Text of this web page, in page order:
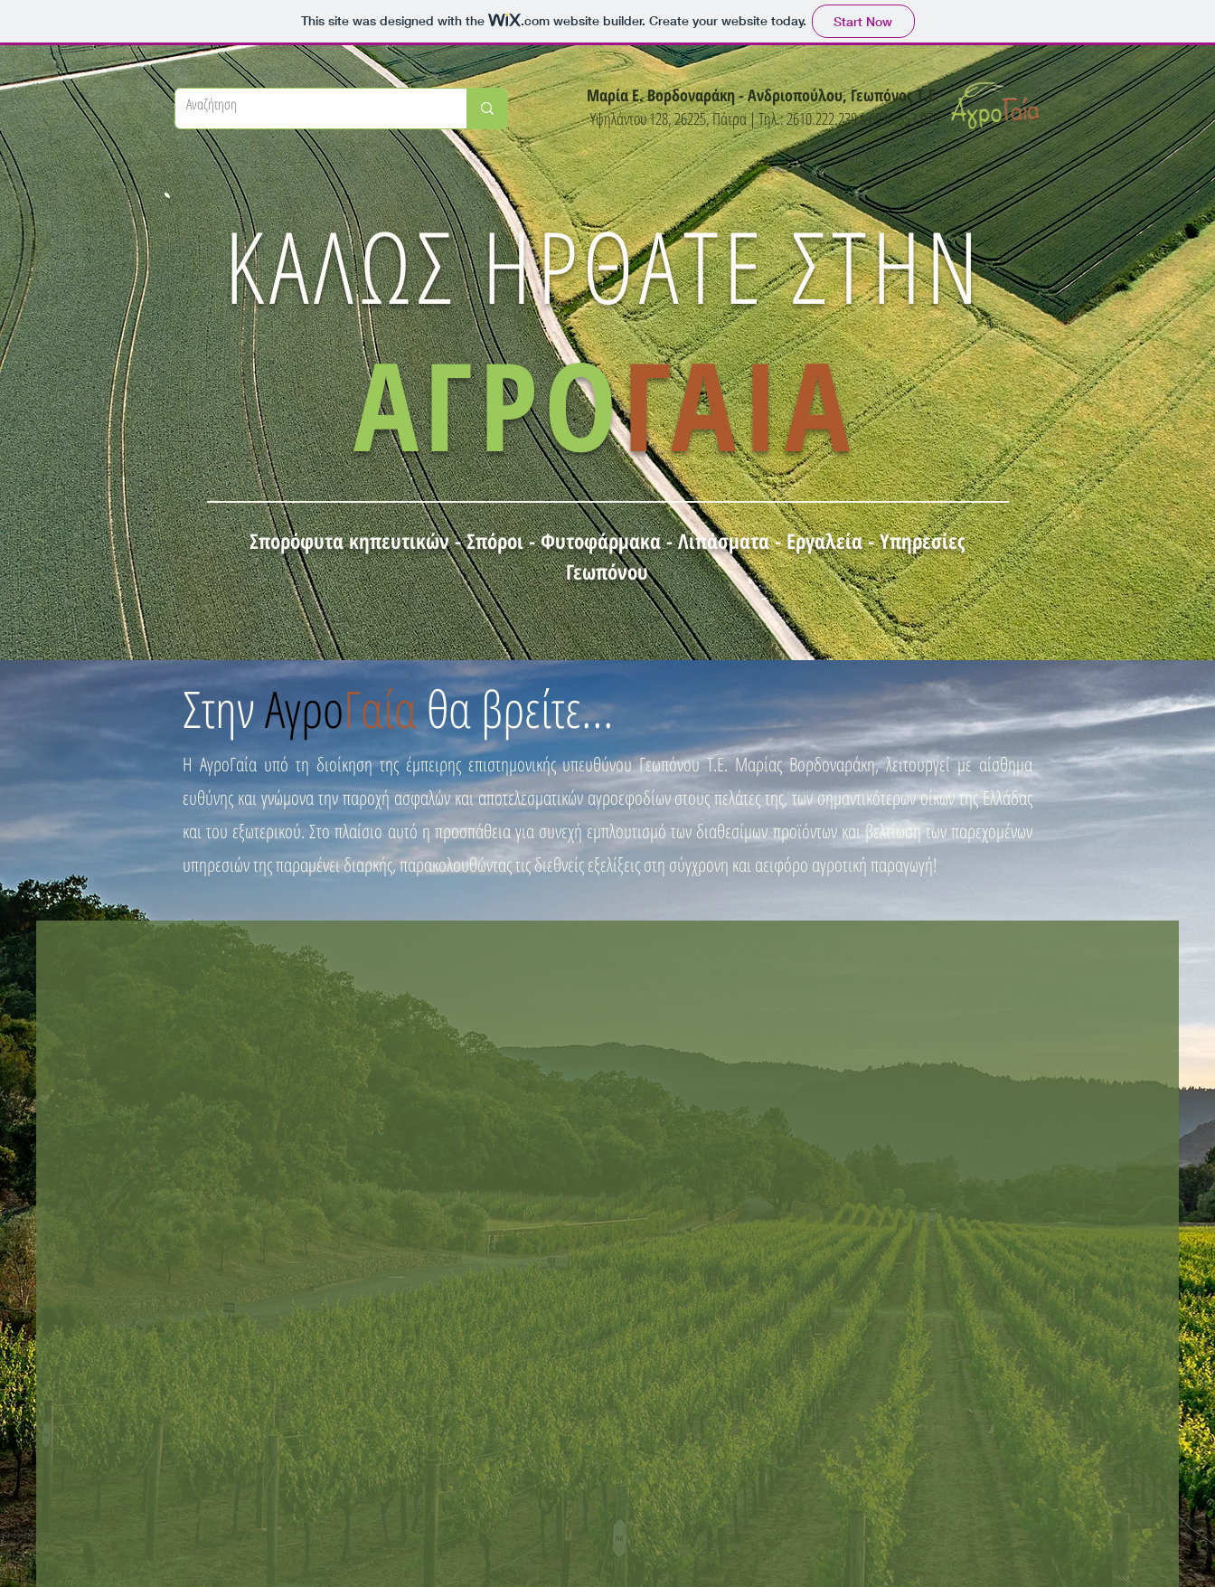
This site was designed with the .comwebsite builder. Create your website today. Start Now
Μαρία Ε. Βορδοναράκη - Ανδριοπούλου, Γεωπόνος Τ.Ε.
Υψηλάντου 128, 26225, Πάτρα | Τηλ.: 2610.222.239 & 6936.553.075
ΚΑΛΩΣ ΗΡΘΑΤΕ ΣΤΗΝ
ΑΓΡΟΓΑΙΑ
Σπορόφυτα κηπευτικών - Σπόροι - Φυτοφάρμακα - Λιπάσματα - Εργαλεία - Υπηρεσίες
Γεωπόνου
ΣτηνΑγροΓαίαθα βρείτε...
Η ΑγροΓαία υπό τη διοίκηση της έμπειρης επιστημονικής υπευθύνου Γεωπόνου Τ.Ε. Μαρίας Βορδοναράκη, λειτουργεί με αίσθημα
ευθύνης και γνώμονα την παροχή ασφαλών και αποτελεσματικών αγροεφοδίων στους πελάτες της, των σημαντικότερων οίκων της Ελλάδας
και του εξωτερικού. Στο πλαίσιο αυτό η προσπάθεια για συνεχή εμπλουτισμό των διαθεσίμων προϊόντων και βελτίωση των παρεχομένων
υπηρεσιών της παραμένει διαρκής, παρακολουθώντας τις διεθνείς εξελίξεις στη σύγχρονη και αειφόρο αγροτική παραγωγή!